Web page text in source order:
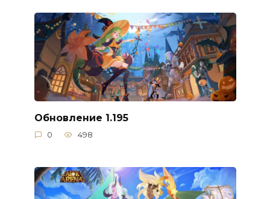
Обновление 1.195
0 498